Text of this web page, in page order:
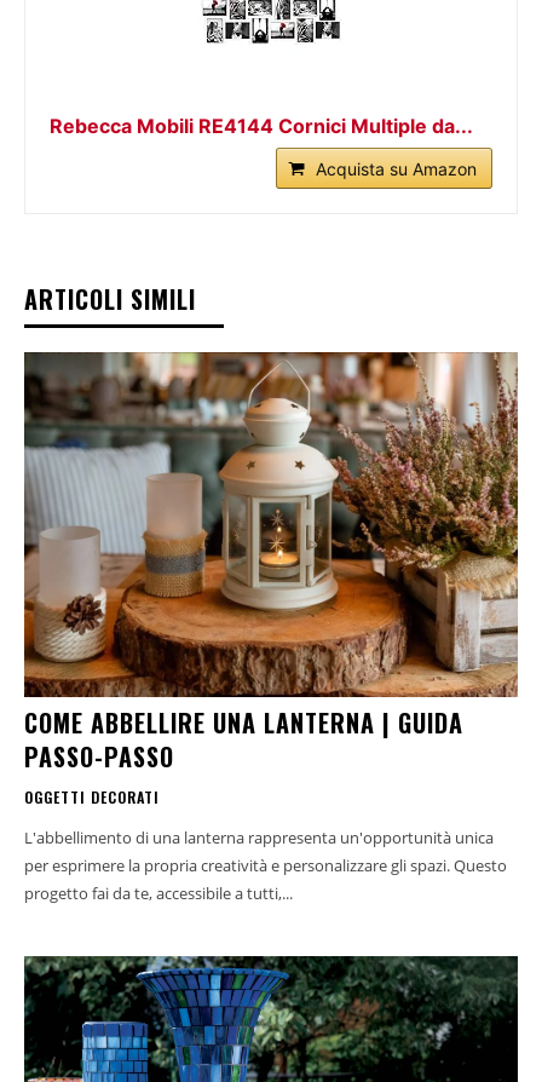
Rebecca Mobili RE4144 Cornici Multiple da...
Acquista su Amazon
ARTICOLI SIMILI
COME ABBELLIRE UNA LANTERNA | GUIDA
PASSO-PASSO
OGGETTI DECORATI
L'abbellimento di una lanterna rappresenta un'opportunità unica
per esprimere la propria creatività e personalizzare gli spazi. Questo
progetto fai da te, accessibile a tutti,...